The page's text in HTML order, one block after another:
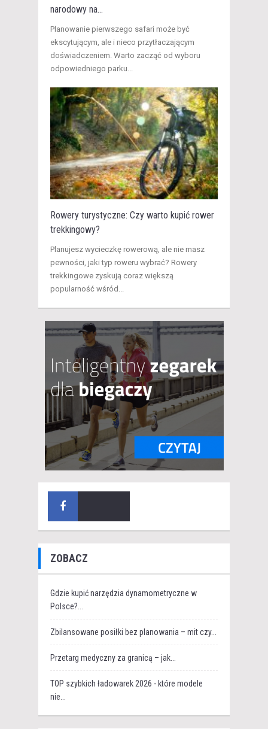
narodowy na...
Planowanie pierwszego safari może być
ekscytującym, ale i nieco przytłaczającym
doświadczeniem. Warto zacząć od wyboru
odpowiedniego parku...
Rowery turystyczne: Czy warto kupić rower
trekkingowy?
Planujesz wycieczkę rowerową, ale nie masz
pewności, jaki typ roweru wybrać? Rowery
trekkingowe zyskują coraz większą
popularność wśród...
ZOBACZ
Gdzie kupić narzędzia dynamometryczne w
Polsce?...
Zbilansowane posiłki bez planowania – mit czy...
Przetarg medyczny za granicą – jak...
TOP szybkich ładowarek 2026 - które modele
nie...